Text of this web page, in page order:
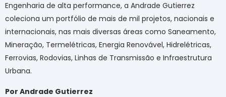
Engenharia de alta performance, a Andrade Gutierrez
coleciona um portfólio de mais de mil projetos, nacionais e
internacionais, nas mais diversas áreas como Saneamento,
Mineração, Termelétricas, Energia Renovável, Hidrelétricas,
Ferrovias, Rodovias, Linhas de Transmissão e Infraestrutura
Urbana.
Por Andrade Gutierrez